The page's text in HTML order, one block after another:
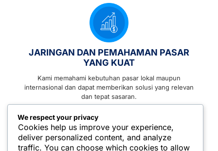
JARINGAN DAN PEMAHAMAN PASAR
YANG KUAT
Kami memahami kebutuhan pasar lokal maupun
internasional dan dapat memberikan solusi yang relevan
dan tepat sasaran.
We respect your privacy
Cookies help us improve your experience,
deliver personalized content, and analyze
traffic. You can choose which cookies to allow